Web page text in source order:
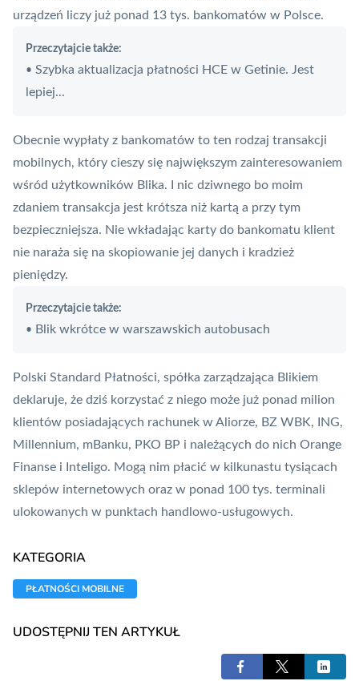
urządzeń liczy już ponad 13 tys. bankomatów w Polsce.
Przeczytajcie także:
• Szybka aktualizacja płatności HCE w Getinie. Jest
lepiej...
Obecnie wypłaty z bankomatów to ten rodzaj transakcji
mobilnych, który cieszy się największym zainteresowaniem
wśród użytkowników Blika. I nic dziwnego bo moim
zdaniem transakcja jest krótsza niż kartą a przy tym
bezpieczniejsza. Nie wkładając karty do bankomatu klient
nie naraża się na skopiowanie jej danych i kradzież
pieniędzy.
Przeczytajcie także:
• Blik wkrótce w warszawskich autobusach
Polski Standard Płatności, spółka zarządzająca Blikiem
deklaruje, że dziś korzystać z niego może już ponad milion
klientów posiadających rachunek w Aliorze, BZ WBK, ING,
Millennium, mBanku, PKO BP i należących do nich Orange
Finanse i
Inteligo. Mogą nim płacić w kilkunastu tysiącach
sklepów internetowych oraz w ponad 100 tys. terminali
ulokowanych w punktach handlowo-usługowych.
KATEGORIA
PŁATNOŚCI MOBILNE
UDOSTĘPNIJ TEN ARTYKUŁ